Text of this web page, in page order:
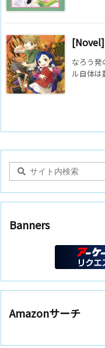
なろう発
ル自体は
Banners
Amazonサーチ